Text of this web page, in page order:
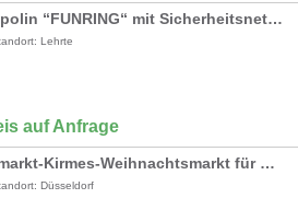
Trampolin “FUNRING“ mit Sicherheitsnetz 4,20 Meter
Lehrte
auf Anfrage
Jahrmarkt-Kirmes-Weihnachtsmarkt für Betriebsfest/Show/Messe
Düsseldorf